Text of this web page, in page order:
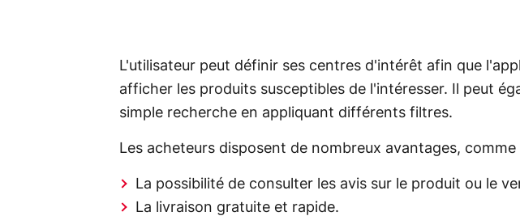
L'utilisateur peut définir ses centres d'intérêt afin que
afficher les produits susceptibles de l'intéresser. Il peut
simple recherche en appliquant différents filtres.
Les acheteurs disposent de nombreux avantages, comme
La possibilité de consulter les avis sur le produit ou le
La livraison gratuite et rapide.